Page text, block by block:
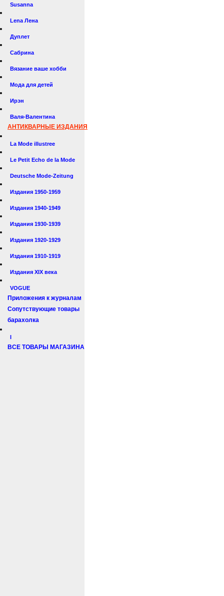
Susanna
Lena Лена
Дуплет
Сабрина
Вязание ваше хобби
Мода для детей
Ирэн
Валя-Валентина
АНТИКВАРНЫЕ ИЗДАНИЯ
La Mode illustree
Le Petit Echo de la Mode
Deutsche Mode-Zeitung
Издания 1950-1959
Издания 1940-1949
Издания 1930-1939
Издания 1920-1929
Издания 1910-1919
Издания XIX века
VOGUE
Приложения к журналам
Сопутствующие товары
барахолка
I
ВСЕ ТОВАРЫ МАГАЗИНА